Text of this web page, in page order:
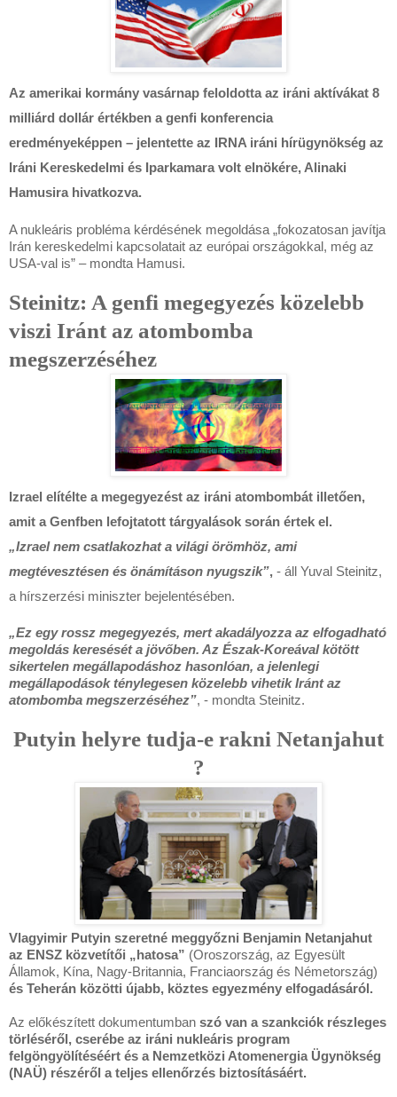
Az amerikai kormány vasárnap feloldotta az iráni aktívákat 8
milliárd dollár értékben a genfi konferencia
eredményeképpen – jelentette az IRNA iráni hírügynökség az
Iráni Kereskedelmi és Iparkamara volt elnökére, Alinaki
Hamusira hivatkozva.
A nukleáris probléma kérdésének megoldása „fokozatosan javítja
Irán kereskedelmi kapcsolatait az európai országokkal, még az
USA-val is” – mondta Hamusi.
Steinitz: A genfi megegyezés közelebb
viszi Iránt az atombomba
megszerzéséhez
Izrael elítélte a megegyezést az iráni atombombát illetően,
amit a Genfben lefojtatott tárgyalások során értek el.
„Izrael nem csatlakozhat a világi örömhöz, ami
megtévesztésen és önámításon nyugszik”, - áll Yuval Steinitz,
a hírszerzési miniszter bejelentésében.
„Ez egy rossz megegyezés, mert akadályozza az elfogadható
megoldás keresését a jövőben. Az Észak-Koreával kötött
sikertelen megállapodáshoz hasonlóan, a jelenlegi
megállapodások ténylegesen közelebb vihetik Iránt az
atombomba megszerzéséhez”, - mondta Steinitz.
Putyin helyre tudja-e rakni Netanjahut
?
Vlagyimir Putyin szeretné meggyőzni Benjamin Netanjahut
az ENSZ közvetítői „hatosa” (Oroszország, az Egyesült
Államok, Kína, Nagy-Britannia, Franciaország és Németország)
és Teherán közötti újabb, köztes egyezmény elfogadásáról.
Az előkészített dokumentumban szó van a szankciók részleges
törléséről, cserébe az iráni nukleáris program
felgöngyölítéséért és a Nemzetközi Atomenergia Ügynökség
(NAÜ) részéről a teljes ellenőrzés biztosításáért.